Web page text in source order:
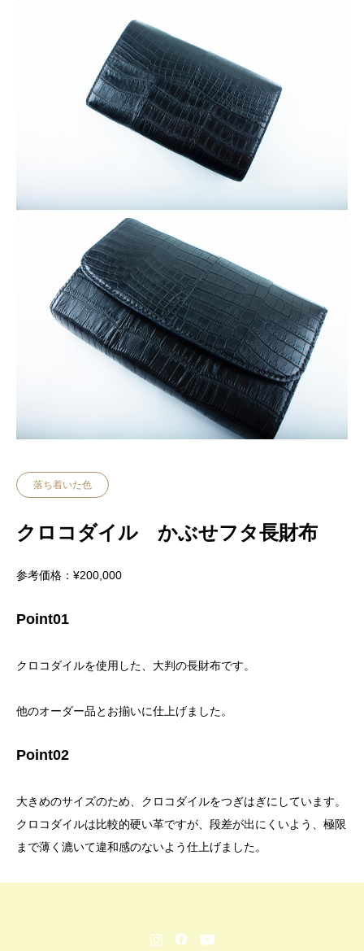
落ち着いた色
クロコダイル かぶせフタ長財布
参考価格：¥200,000
Point01
クロコダイルを使用した、大判の長財布です。
他のオーダー品とお揃いに仕上げました。
Point02
大きめのサイズのため、クロコダイルをつぎはぎにしています。
クロコダイルは比較的硬い革ですが、段差が出にくいよう、極限
まで薄く漉いて違和感のないよう仕上げました。